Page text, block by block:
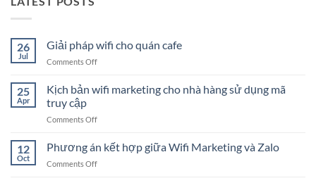
26
Jul
Giải pháp wifi cho quán cafe
Comments Offon
pháp
wifi
quán
25
Apr
Kịch bản wifi marketing cho nhà hàng sử dụng mã
truy cập
Comments Offon
bản
wifi
marketing
12
Oct
Phương án kết hợp giữa Wifi Marketing và Zalo
Comments Offon